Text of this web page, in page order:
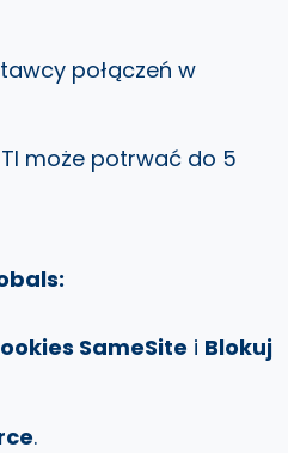
połączeń w
może potrwać do 5
SameSite i Blokuj
.